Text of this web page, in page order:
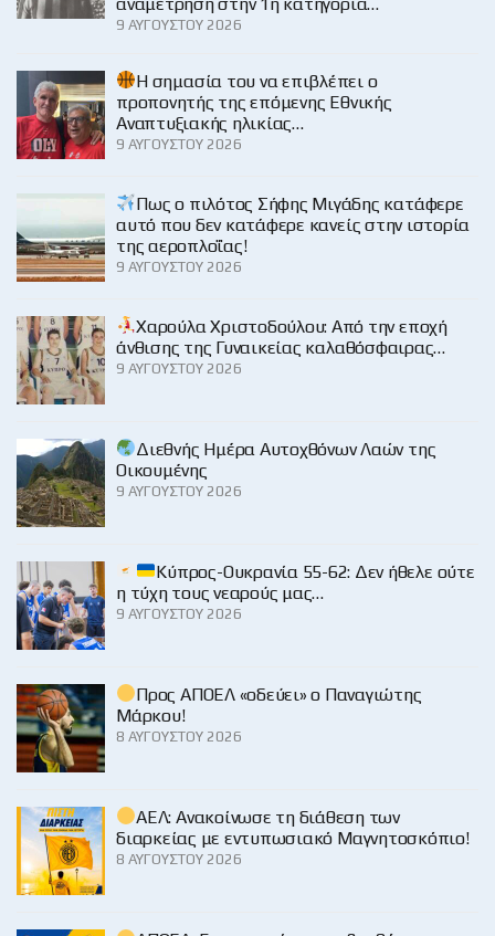
9 ΑΥΓΟΎΣΤΟΥ 2026
H σημασία του να επιβλέπει ο
προπονητής της επόμενης Εθνικής
Αναπτυξιακής ηλικίας…
9 ΑΥΓΟΎΣΤΟΥ 2026
Πως ο πιλότος Σήφης Μιγάδης κατάφερε
αυτό που δεν κατάφερε κανείς στην ιστορία
της αεροπλοΐας!
9 ΑΥΓΟΎΣΤΟΥ 2026
Χαρούλα Χριστοδούλου: Από την εποχή
άνθισης της Γυναικείας καλαθόσφαιρας…
9 ΑΥΓΟΎΣΤΟΥ 2026
Διεθνής Ημέρα Αυτοχθόνων Λαών της
Οικουμένης
9 ΑΥΓΟΎΣΤΟΥ 2026
Κύπρος-Ουκρανία 55-62: Δεν ήθελε ούτε
η τύχη τους νεαρούς μας…
9 ΑΥΓΟΎΣΤΟΥ 2026
Προς ΑΠΟΕΛ «οδεύει» ο Παναγιώτης
Μάρκου!
8 ΑΥΓΟΎΣΤΟΥ 2026
ΑΕΛ: Ανακοίνωσε τη διάθεση των
διαρκείας με εντυπωσιακό Μαγνητοσκόπιο!
8 ΑΥΓΟΎΣΤΟΥ 2026